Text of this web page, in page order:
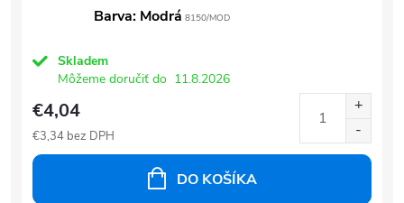
Barva: Modrá 8150/MOD
Skladem
Môžeme doručiť do 11.8.2026
€4,04
€3,34 bez DPH
DO KOŠÍKA